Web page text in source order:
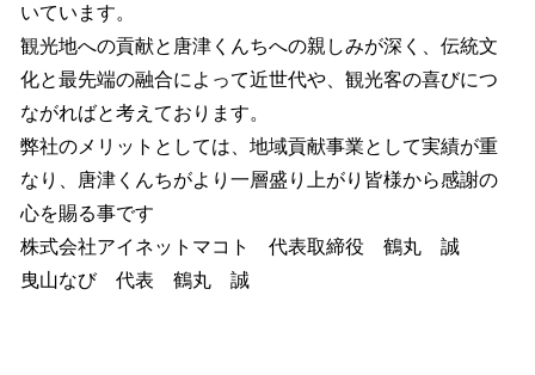
いています。
観光地への貢献と唐津くんちへの親しみが深く、伝統文
化と最先端の融合によって近世代や、観光客の喜びにつ
ながればと考えております。
弊社のメリットとしては、地域貢献事業として実績が重
なり、唐津くんちがより一層盛り上がり皆様から感謝の
心を賜る事です
株式会社アイネットマコト 代表取締役 鶴丸 誠
曳山なび 代表 鶴丸 誠